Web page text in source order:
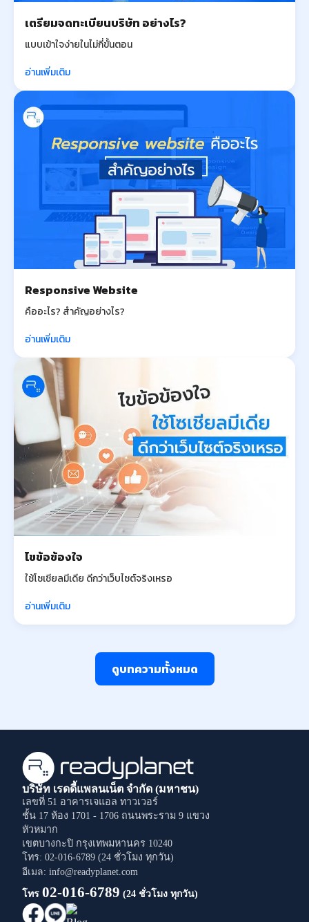
เตรียมจดทะเบียนบริษัท อย่างไร?
แบบเข้าใจง่ายในไม่กี่ขั้นตอน
อ่านเพิ่มเติม
Responsive Website
คืออะไร? สำคัญอย่างไร?
อ่านเพิ่มเติม
ไขข้อข้องใจ
ใช้โซเชียลมีเดีย ดีกว่าเว็บไซต์จริงเหรอ
อ่านเพิ่มเติม
ดูบทความทั้งหมด
บริษัท เรดดี้แพลนเน็ต จำกัด (มหาชน)
เลขที่ 51 อาคารเจแอล ทาวเวอร์
ชั้น 17 ห้อง 1701 - 1706 ถนนพระราม 9 แขวง
หัวหมาก
เขตบางกะปิ กรุงเทพมหานคร 10240
โทร: 02-016-6789 (24 ชั่วโมง ทุกวัน)
อีเมล: info@readyplanet.com
โทร 02-016-6789 (24 ชั่วโมง ทุกวัน)